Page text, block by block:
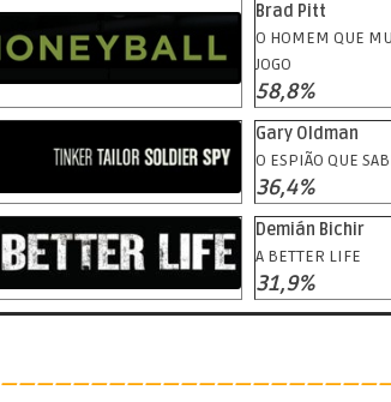
Brad Pitt
O HOMEM QUE
JOGO
58,8%
Gary Oldman
O ESPIÃO QUE
36,4%
Demián Bichir
A BETTER LIFE
31,9%